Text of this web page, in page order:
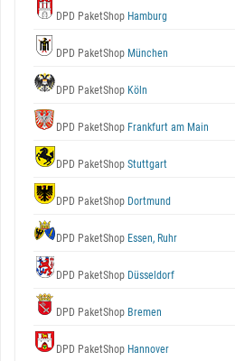
DPD PaketShop Hamburg
DPD PaketShop München
DPD PaketShop Köln
DPD PaketShop Frankfurt am Main
DPD PaketShop Stuttgart
DPD PaketShop Dortmund
DPD PaketShop Essen, Ruhr
DPD PaketShop Düsseldorf
DPD PaketShop Bremen
DPD PaketShop Hannover